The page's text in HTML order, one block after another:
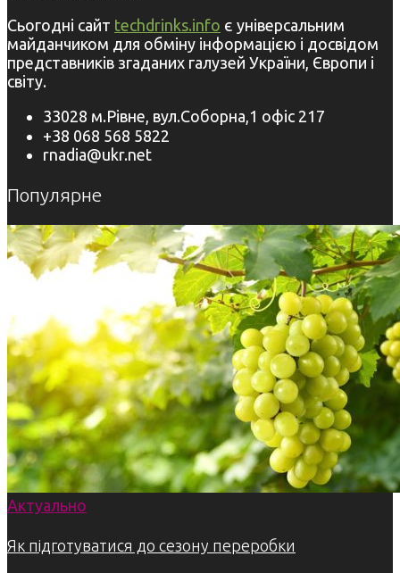
Сьогодні сайт techdrinks.info є універсальним
майданчиком для обміну інформацією і досвідом
представників згаданих галузей України, Європи і
світу.
33028 м.Рівне, вул.Соборна,1 офіс 217
+38 068 568 5822
rnadia@ukr.net
Популярне
Актуально
Як підготуватися до сезону переробки